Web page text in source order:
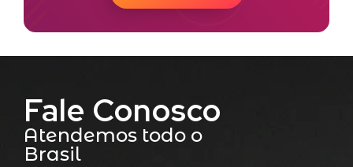
Fale Conosco
Atendemos todo o
Brasil